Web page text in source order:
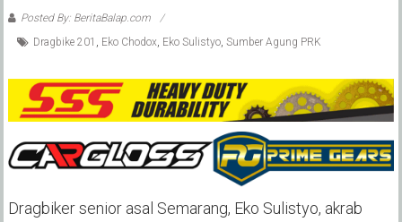
Posted By: BeritaBalap.com
Dragbike 201
Eko Chodox Eko Sulistyo, Sumber Agung PRK
Dragbiker senior asal Semarang, Eko Sulistyo, akrab